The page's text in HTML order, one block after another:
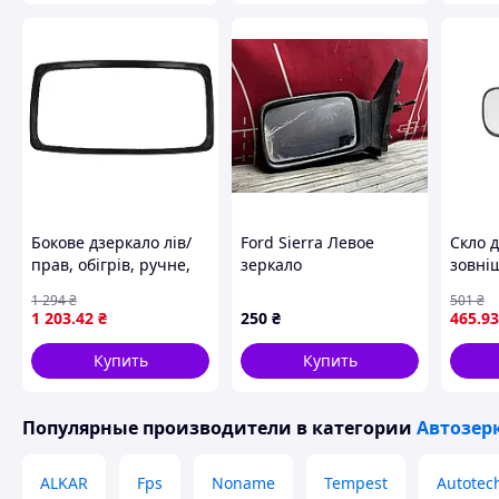
Бокове дзеркало лів/
прав, обігрів, ручне,
висота: 200мм DAF 65,
65 CF, 75, 75 CF, 85, 85
CF, 95, 95 XF, CF 65, CF
1 203.42 ₴
1 294₴
Купить
Ford Sierra Левое
зеркало
250 ₴
Купить
Скло
S40 II,
BLIC
465.93
501₴
Популярные производители в категории
ALKAR Fps Noname Tempest